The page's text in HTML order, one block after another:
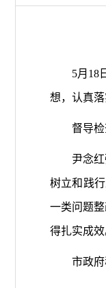
5月18日
想，认真
督导检查
尹念红强
树立和践
一类问题
得扎实成效
市政府秘